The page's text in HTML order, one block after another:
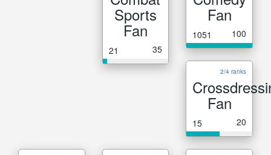
Sports
Fan
21 35
Fan
1051 100
2/4 ranks
Fan
15 20